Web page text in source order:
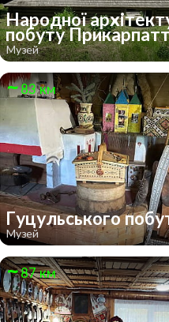
Народної
побуту
Музей
83 км
Гуцульського
Музей
87 км